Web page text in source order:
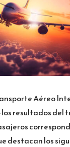
Aéreo
resultados del
destacan los